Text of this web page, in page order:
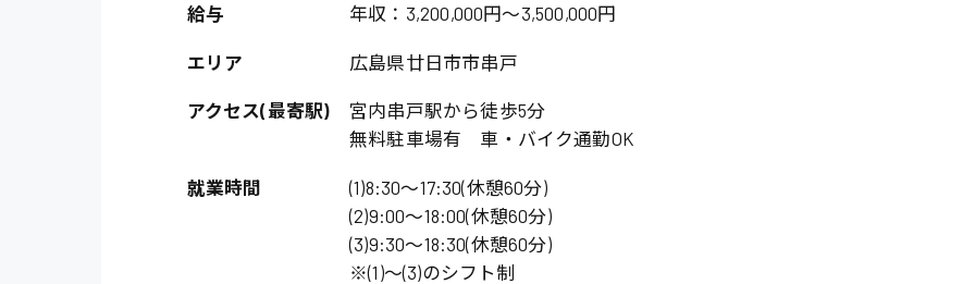
給与 年収：3,200,000円～3,500,000円
エリア 広島県廿日市市串戸
アクセス(最寄駅)
宮内串戸駅から徒歩5分
無料駐車場有 車・バイク通勤OK
就業時間
(1)8:30〜17:30(休憩60分)
(2)9:00〜18:00(休憩60分)
(3)9:30〜18:30(休憩60分)
※(1)〜(3)のシフト制